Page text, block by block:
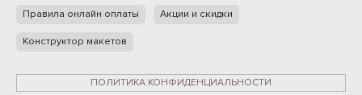
Правила онлайн оплаты Акции и скидки
Конструктор макетов
ПОЛИТИКА КОНФИДЕНЦИАЛЬНОСТИ